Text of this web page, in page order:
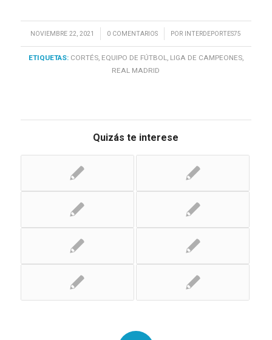
NOVIEMBRE 22, 2021
/ 0 COMENTARIOS
/ POR INTERDEPORTES75
ETIQUETAS: CORTÉS, EQUIPO DE FÚTBOL, LIGA DE CAMPEONES,
REAL MADRID
Quizás te interese